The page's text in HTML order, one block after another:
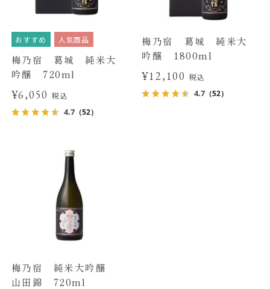
おすすめ 人気商品
梅乃宿 葛城 純米大
吟醸 720ml
¥6,050税込
4.7（52）
梅乃宿 葛城 純米大
吟醸 1800ml
¥12,100 税込
4.7 （52）
梅乃宿 純米大吟醸
山田錦 720ml